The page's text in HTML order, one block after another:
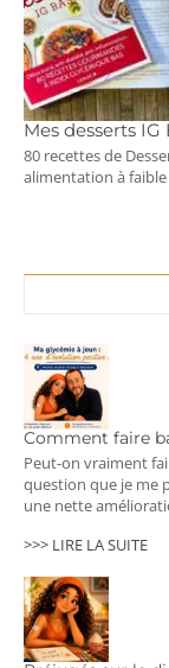
Mes desserts IG
80 recettes de
alimentation à
Comment faire
Peut-on vraiment
question que je me
une nette
>>> LIRE LA SUITE